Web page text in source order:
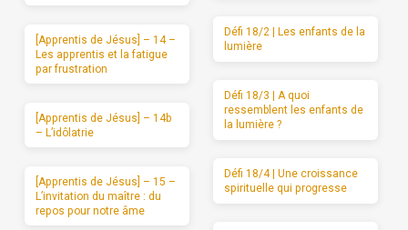
[Apprentis de Jésus] – 14 –
Les apprentis et la fatigue
par frustration
[Apprentis de Jésus] – 14b
– L’idôlatrie
[Apprentis de Jésus] – 15 –
L’invitation du maître : du
repos pour notre âme
Défi 18/2 | Les enfants de la
lumière
Défi 18/3 | A quoi
ressemblent les enfants de
la lumière ?
Défi 18/4 | Une croissance
spirituelle qui progresse